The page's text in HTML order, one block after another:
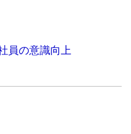
員の意識向上